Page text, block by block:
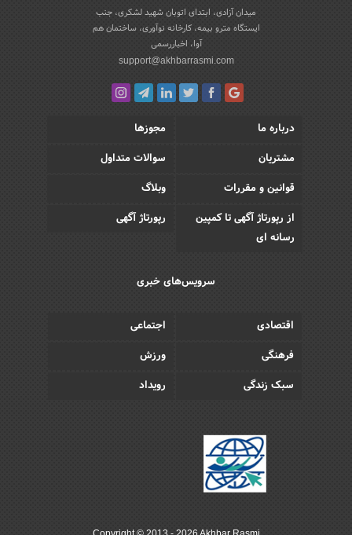
میدان آزادی، ابتدای اتوبان شهید لشکری، جنب
ایستگاه مترو بیمه، کارخانه نوآوری، ساختمان هم
آوا، اخباررسمی
support@akhbarrasmi.com
درباره ما
مجوزها
مشتریان
سوالات متداول
قوانین و مقررات
وبلاگ
از رپورتاژ آگهی تا کمپین
رسانه ای
رپورتاژ آگهی
سرویس‌های خبری
اقتصادی
اجتماعی
فرهنگی
ورزش
سبک زندگی
رویداد